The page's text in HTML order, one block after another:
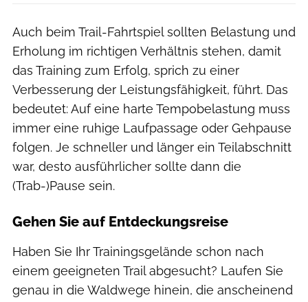
Auch beim Trail-Fahrtspiel sollten Belastung und
Erholung im richtigen Verhältnis stehen, damit
das Training zum Erfolg, sprich zu einer
Verbesserung der Leistungsfähigkeit, führt. Das
bedeutet: Auf eine harte Tempobelastung muss
immer eine ruhige Laufpassage oder Gehpause
folgen. Je schneller und länger ein Teilabschnitt
war, desto ausführlicher sollte dann die
(Trab-)Pause sein.
Gehen Sie auf Entdeckungsreise
Haben Sie Ihr Trainingsgelände schon nach
einem geeigneten Trail abgesucht? Laufen Sie
genau in die Waldwege hinein, die anscheinend